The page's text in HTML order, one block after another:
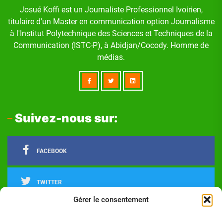
Gérer le consentement
Josué Koffi est un Journaliste Professionnel Ivoirien,
titulaire d'un Master en communication option Journalisme
à l'Institut Polytechnique des Sciences et Techniques de la
Communication (ISTC-P), à Abidjan/Cocody. Homme de
médias.
Suivez-nous sur:
FACEBOOK
TWITTER